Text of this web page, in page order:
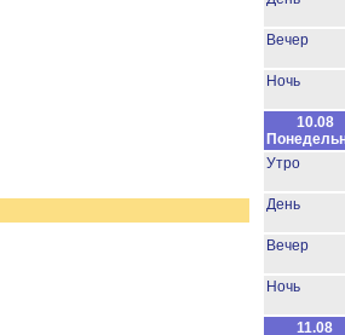
Вечер
Ночь
10.08
Утро
День
Вечер
Ночь
11.08